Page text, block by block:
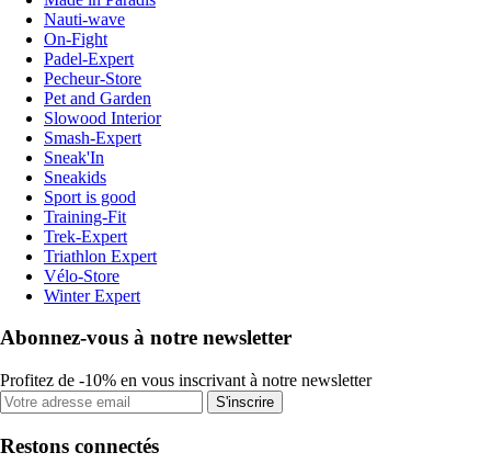
Nauti-wave
On-Fight
Padel-Expert
Pecheur-Store
Pet and Garden
Slowood Interior
Smash-Expert
Sneak'In
Sneakids
Sport is good
Training-Fit
Trek-Expert
Triathlon Expert
Vélo-Store
Winter Expert
Abonnez-vous à notre newsletter
Profitez de -10% en vous inscrivant à notre newsletter
S'inscrire
Restons connectés